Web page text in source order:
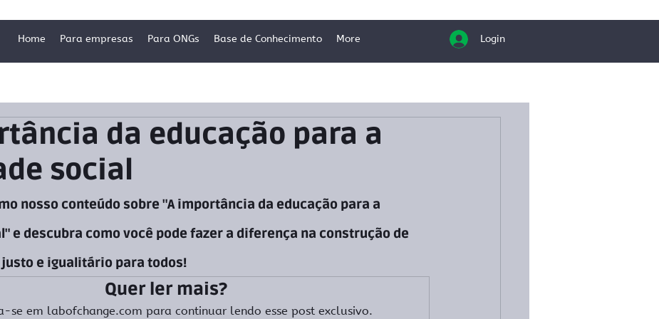
Home Para empresas Para ONGs Base de Conhecimento More Login
da educação para a
social
nosso conteúdo sobre "A importância da educação para a
e descubra como você pode fazer a diferença na construção de
e igualitário para todos!
Quer ler mais?
se em labofchange.com para continuar lendo esse post exclusivo.